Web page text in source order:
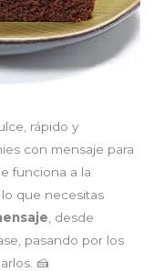
rápido y
con mensaje para
funciona a la
que necesitas
, desde
pasando por los
🍰